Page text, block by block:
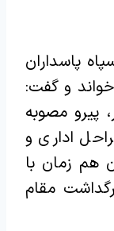
پاسداران
و گفت:
پیرو مصوبه
اداری و
هم زمان با
مقام